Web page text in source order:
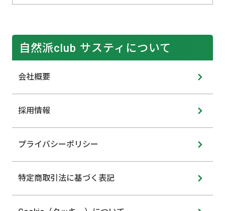
自然派club サスティについて
会社概要
採用情報
プライバシーポリシー
特定商取引法に基づく表記